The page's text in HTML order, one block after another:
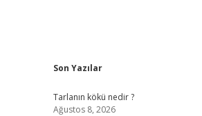
Sidebar
Son Yazılar
Tarlanın kökü nedir ?
Ağustos 8, 2026
ilbet güncel giriş adresi